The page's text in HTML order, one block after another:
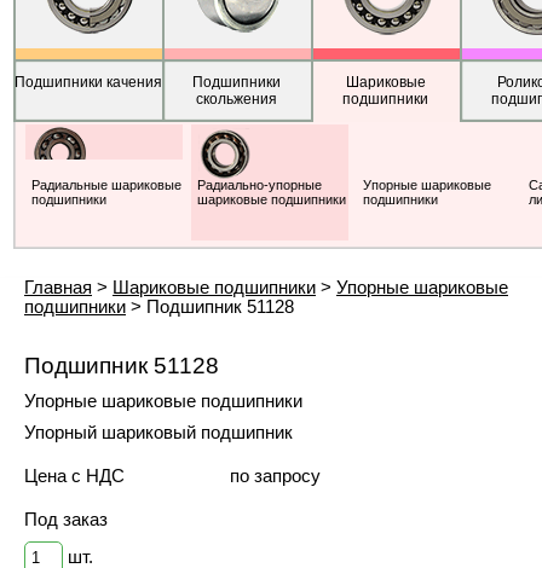
Подшипники качения
Подшипники
скольжения
Шариковые
подшипники
Радиальные шариковые
подшипники
Радиально-упорные
шариковые подшипники
Упорные шариковые
подшипники
Главная > Шариковые подшипники > Упорные шариковые
подшипники > Подшипник 51128
Подшипник 51128
Упорные шариковые подшипники
Упорный шариковый подшипник
Цена с НДС по запросу
Под заказ
шт.